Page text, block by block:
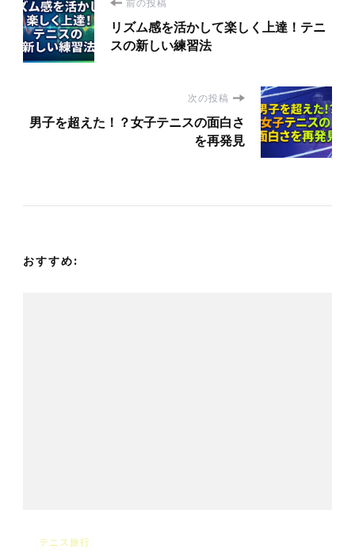
投
稿
ビ
ー
前の投稿
リズム感を活かして楽しく上達！テニ
スの新しい練習法
次の投稿
男子を超えた！？女子テニスの面白さ
を再発見
おすすめ:
テニス旅行